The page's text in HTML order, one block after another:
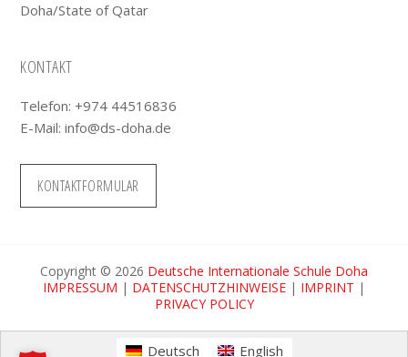
Doha/State of Qatar
KONTAKT
Telefon: +974 44516836
E-Mail:info@ds-doha.de
KONTAKTFORMULAR
Copyright © 2026 Deutsche Internationale Schule Doha
IMPRESSUM | DATENSCHUTZHINWEISE | IMPRINT |
PRIVACY POLICY
Deutsch English